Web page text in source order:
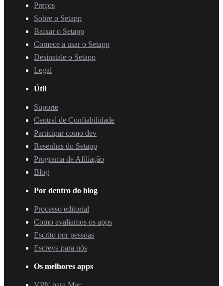
Preços
Sobre o Setapp
Baixar o Setapp
Comece a usar o Setapp
Desinstale o Setapp
Legal
Útil
Suporte
Central de Confiabilidade
Participar como dev
Resenhas do Setapp
Programa de Afiliação
Blog
Por dentro do blog
Processo editorial
Como avaliamos os apps
Escrito por pessoas
Escreva para nós
Os melhores apps